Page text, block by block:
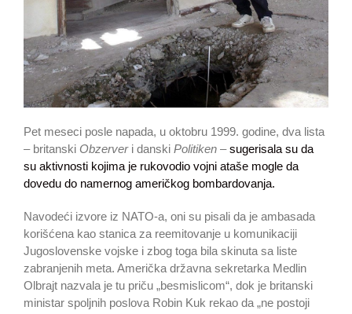
Pet meseci posle napada, u oktobru 1999. godine, dva lista
– britanski Obzerveri danski Politiken –sugerisala su da
su aktivnosti kojima je rukovodio vojni ataše mogle da
dovedu do namernog američkog bombardovanja.
Navodeći izvore iz NATO-a, oni su pisali da je ambasada
korišćena kao stanica za reemitovanje u komunikaciji
Jugoslovenske vojske i zbog toga bila skinuta sa liste
zabranjenih meta. Američka državna sekretarka Medlin
Olbrajt nazvala je tu priču „besmislicom“, dok je britanski
ministar spoljnih poslova Robin Kuk rekao da „ne postoji